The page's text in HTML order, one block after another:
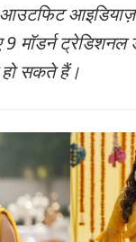
आइडियाज़
9 मॉडर्न
हो सकते हैं।